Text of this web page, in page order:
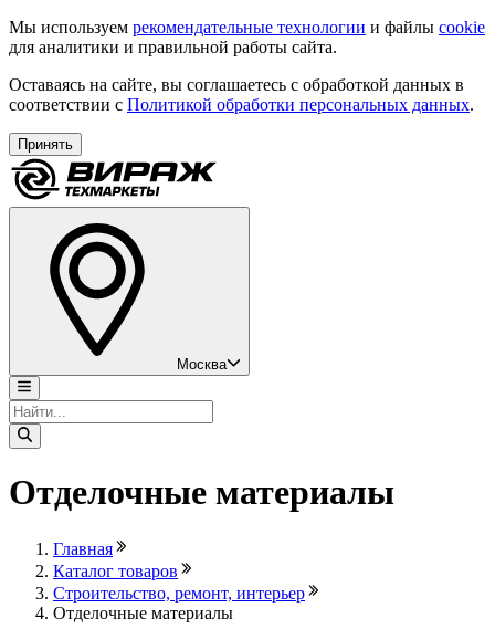
Мы используем рекомендательные технологии и файлы cookie
для аналитики и правильной работы сайта.
Оставаясь на сайте, вы соглашаетесь с обработкой данных в
соответствии с Политикой обработки персональных данных.
Принять
Москва
Отделочные материалы
Главная
Каталог товаров
Строительство, ремонт, интерьер
Отделочные материалы